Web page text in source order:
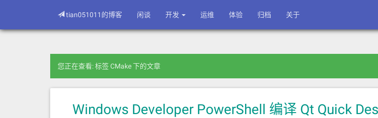
tian051011的博客 闲谈 开发 运维 体验 归档 关于
您正在查看: 标签 CMake 下的文章
Windows Developer PowerShell 编译 Qt Quick